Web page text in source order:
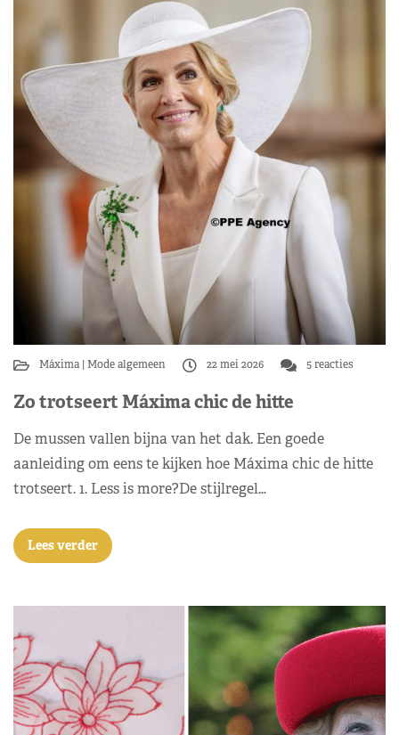
Máxima Mode algemeen 22 mei 2026 5 reacties
Zo trotseert Máxima chic de hitte
De mussen vallen bijna van het dak. Een goede
aanleiding om eens te kijken hoe Máxima chic de hitte
trotseert. 1. Less is more?De stijlregel…
Lees verder